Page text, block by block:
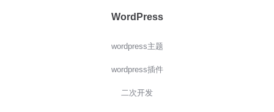
WordPress
wordpress主题
wordpress插件
二次开发